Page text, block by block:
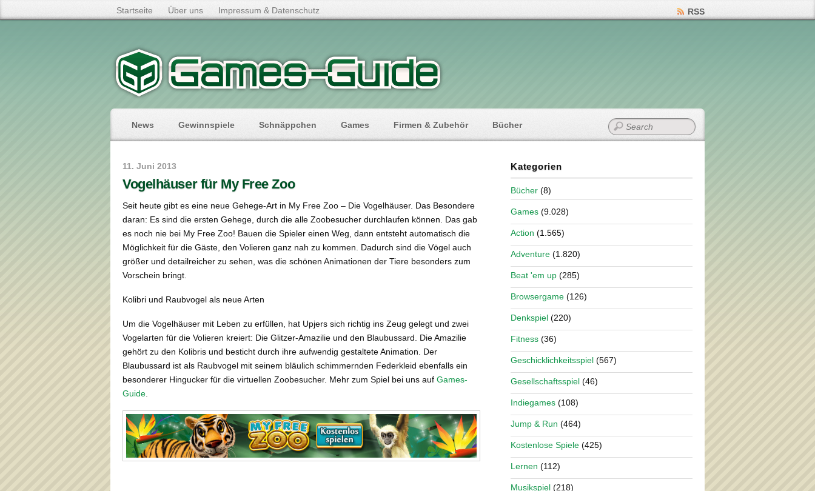
Startseite Über uns Impressum & Datenschutz RSS
News Gewinnspiele Schnäppchen Games Firmen & Zubehör Bücher
11. Juni 2013
Vogelhäuser für My Free Zoo
Seit heute gibt es eine neue Gehege-Art in My Free Zoo – Die Vogelhäuser. Das Besondere
daran: Es sind die ersten Gehege, durch die alle Zoobesucher durchlaufen können. Das gab
es noch nie bei My Free Zoo! Bauen die Spieler einen Weg, dann entsteht automatisch die
Möglichkeit für die Gäste, den Volieren ganz nah zu kommen. Dadurch sind die Vögel auch
größer und detailreicher zu sehen, was die schönen Animationen der Tiere besonders zum
Vorschein bringt.
Kolibri und Raubvogel als neue Arten
Um die Vogelhäuser mit Leben zu erfüllen, hat Upjers sich richtig ins Zeug gelegt und zwei
Vogelarten für die Volieren kreiert: Die Glitzer-Amazilie und den Blaubussard. Die Amazilie
gehört zu den Kolibris und besticht durch ihre aufwendig gestaltete Animation. Der
Blaubussard ist als Raubvogel mit seinem bläulich schimmernden Federkleid ebenfalls ein
besonderer Hingucker für die virtuellen Zoobesucher. Mehr zum Spiel bei uns auf Games-
Guide
Kategorien
Bücher (8)
Games (9.028)
Action (1.565)
Adventure (1.820)
Beat 'em up (285)
Browsergame (126)
Denkspiel (220)
Fitness (36)
Geschicklichkeitsspiel (567)
Gesellschaftsspiel (46)
Indiegames (108)
Jump & Run (464)
Kostenlose Spiele (425)
Lernen (112)
Musikspiel (218)